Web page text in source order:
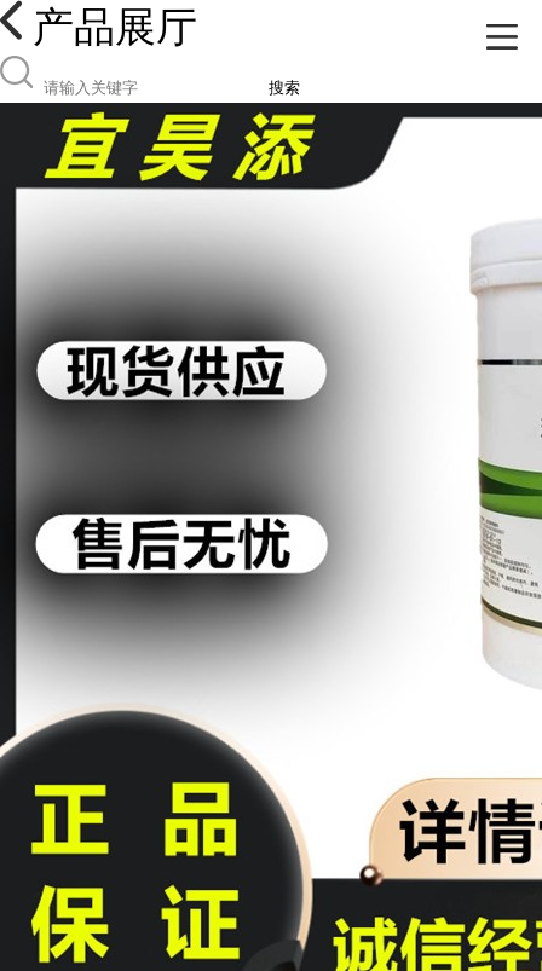
产品展厅
搜索